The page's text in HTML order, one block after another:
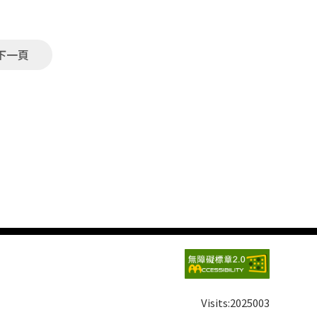
一頁
Visits:2025003